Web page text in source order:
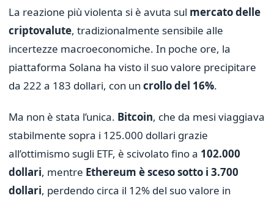
La reazione più violenta si è avuta sul mercato delle
criptovalute, tradizionalmente sensibile alle
incertezze macroeconomiche. In poche ore, la
piattaforma Solana ha visto il suo valore precipitare
da 222 a 183 dollari, con un crollo del 16%.
Ma non è stata l’unica. Bitcoin, che da mesi viaggiava
stabilmente sopra i 125.000 dollari grazie
all’ottimismo sugli ETF, è scivolato fino a 102.000
dollari, mentre Ethereum è sceso sotto i 3.700
dollari, perdendo circa il 12% del suo valore in